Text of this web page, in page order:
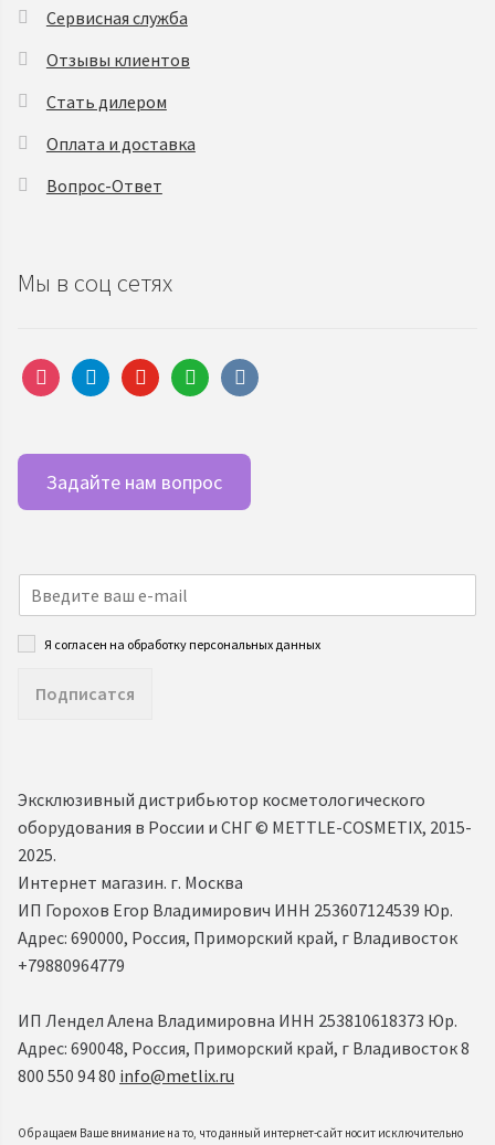
Сервисная служба
Отзывы клиентов
Стать дилером
Оплата и доставка
Вопрос-Ответ
Мы в соц сетях
instagramtelegramyoutubewhatsappvkontakte
Задайте нам вопрос
Я согласен на обработку персональных данных
Подписатся
Эксклюзивный дистрибьютор косметологического
оборудования в России и СНГ ©️ METTLE-COSMETIX, 2015-
2025.
Интернет магазин. г. Москва
ИП Горохов Егор Владимирович ИНН 253607124539 Юр.
Адрес: 690000, Россия, Приморский край, г Владивосток
+79880964779
ИП Лендел Алена Владимировна ИНН 253810618373 Юр.
Адрес: 690048, Россия, Приморский край, г Владивосток 8
800 550 94 80 info@metlix.ru
Обращаем Ваше внимание на то, что данный интернет-сайт носит исключительно